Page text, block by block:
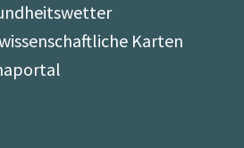
Karten